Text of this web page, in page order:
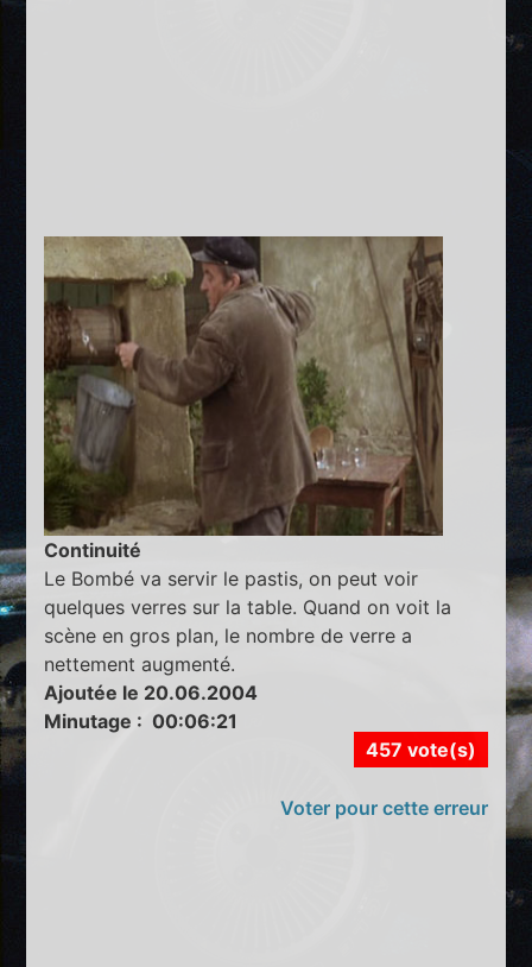
Continuité
Le Bombé va servir le pastis, on peut voir
quelques verres sur la table. Quand on voit la
scène en gros plan, le nombre de verre a
nettement augmenté.
Ajoutée le 20.06.2004
Minutage : 00:06:21
457 vote(s)
Voter pour cette erreur